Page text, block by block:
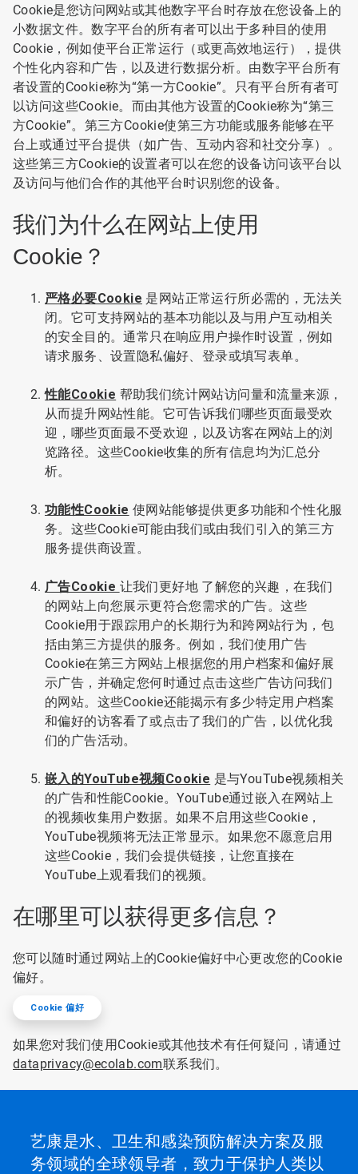
Cookie是您访问网站或其他数字平台时存放在您设备上的
小数据文件。数字平台的所有者可以出于多种目的使用
Cookie，例如使平台正常运行（或更高效地运行），提供
个性化内容和广告，以及进行数据分析。由数字平台所有
者设置的Cookie称为“第一方Cookie”。只有平台所有者可
以访问这些Cookie。而由其他方设置的Cookie称为“第三
方Cookie”。第三方Cookie使第三方功能或服务能够在平
台上或通过平台提供（如广告、互动内容和社交分享）。
这些第三方Cookie的设置者可以在您的设备访问该平台以
及访问与他们合作的其他平台时识别您的设备。
我们为什么在网站上使用
Cookie？
严格必要Cookie 是网站正常运行所必需的，无法关
闭。它可支持网站的基本功能以及与用户互动相关
的安全目的。通常只在响应用户操作时设置，例如
请求服务、设置隐私偏好、登录或填写表单。
性能Cookie 帮助我们统计网站访问量和流量来源，
从而提升网站性能。它可告诉我们哪些页面最受欢
迎，哪些页面最不受欢迎，以及访客在网站上的浏
览路径。这些Cookie收集的所有信息均为汇总分
析。
功能性Cookie 使网站能够提供更多功能和个性化服
务。这些Cookie可能由我们或由我们引入的第三方
服务提供商设置。
广告Cookie 让我们更好地 了解您的兴趣，在我们
的网站上向您展示更符合您需求的广告。这些
Cookie用于跟踪用户的长期行为和跨网站行为，包
括由第三方提供的服务。例如，我们使用广告
Cookie在第三方网站上根据您的用户档案和偏好展
示广告，并确定您何时通过点击这些广告访问我们
的网站。这些Cookie还能揭示有多少特定用户档案
和偏好的访客看了或点击了我们的广告，以优化我
们的广告活动。
嵌入的YouTube视频Cookie 是与YouTube视频相关
的广告和性能Cookie。YouTube通过嵌入在网站上
的视频收集用户数据。如果不启用这些Cookie，
YouTube视频将无法正常显示。如果您不愿意启用
这些Cookie，我们会提供链接，让您直接在
YouTube上观看我们的视频。
在哪里可以获得更多信息？
您可以随时通过网站上的Cookie偏好中心更改您的Cookie
偏好。
Cookie 偏好
如果您对我们使用Cookie或其他技术有任何疑问，请通过
dataprivacy@ecolab.com联系我们。
艺康是水、卫生和感染预防解决方案及服
务领域的全球领导者，致力于保护人类以